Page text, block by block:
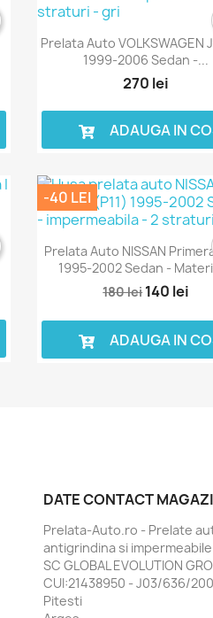
Prelata Auto VOLKSWAGEN
1999-2006 Sedan -...
270 lei
ADAUGA IN
Prelata Auto NISSAN
1995-2002 Sedan -
180 lei140 lei
-40 LEI
ADAUGA IN
DATE CONTACT
Prelata-Auto.ro - Prelate
antigrindina si impermeabile
SC GLOBAL EVOLUTION
CUI:21438950 - J03/636/
Pitesti